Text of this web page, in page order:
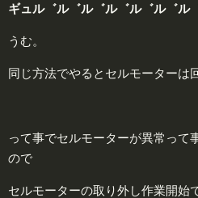
ギュル゛ル゛ル゛ル゛ル゛ル゛ル
うむ。
同じ方法でやるとセルモーターは
って事でセルモーターが異常って
ので
セルモーターの取り外し作業開始